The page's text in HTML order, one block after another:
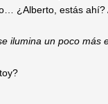
¿Alberto, estás ahí?
ilumina un poco más